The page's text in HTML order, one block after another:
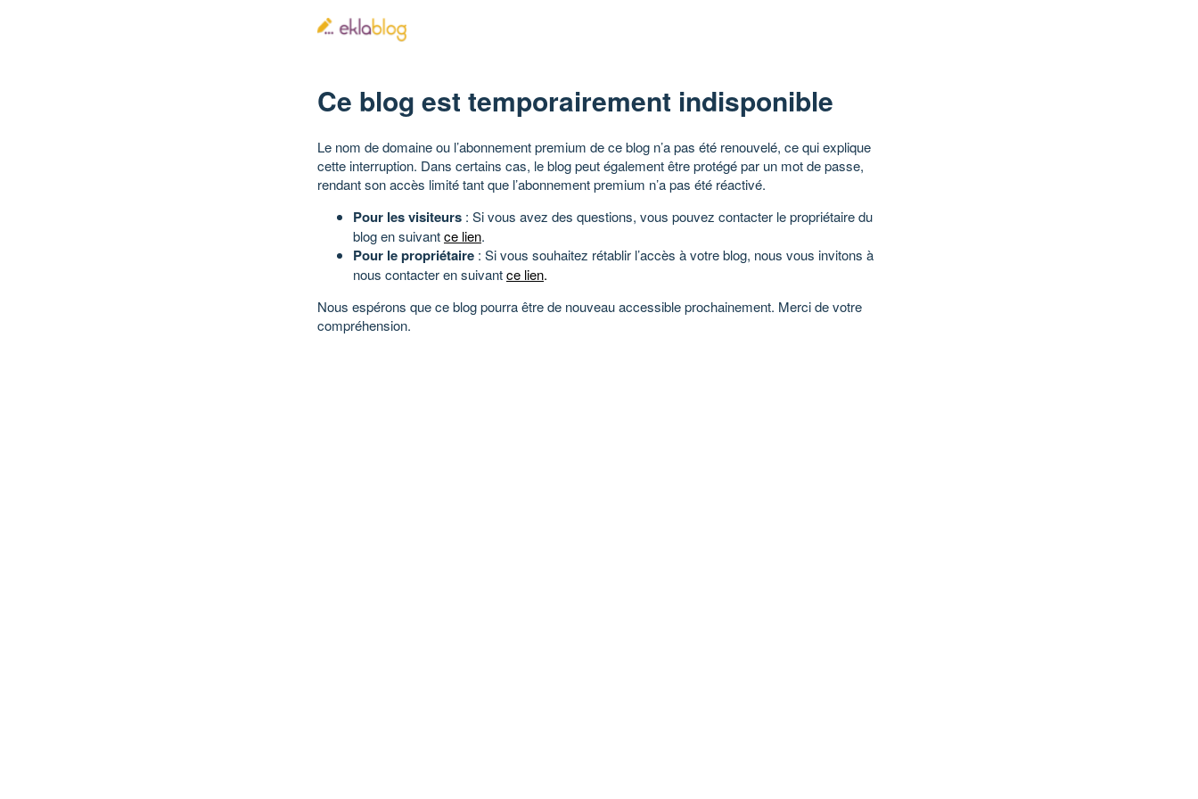
Ce blog est temporairement indisponible
Le nom de domaine ou l’abonnement premium de ce blog n’a pas été renouvelé, ce qui explique
cette interruption. Dans certains cas, le blog peut également être protégé par un mot de passe,
rendant son accès limité tant que l’abonnement premium n’a pas été réactivé.
Pour les visiteurs : Si vous avez des questions, vous pouvez contacter le propriétaire du
blog en suivantce lien.
Pour le propriétaire : Si vous souhaitez rétablir l’accès à votre blog, nous vous invitons à
nous contacter en suivantce lien.
Nous espérons que ce blog pourra être de nouveau accessible prochainement. Merci de votre
compréhension.